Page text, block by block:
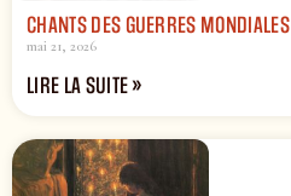
CHANTS DES GUERRES MONDIALES
mai 21, 2026
LIRE LA SUITE »